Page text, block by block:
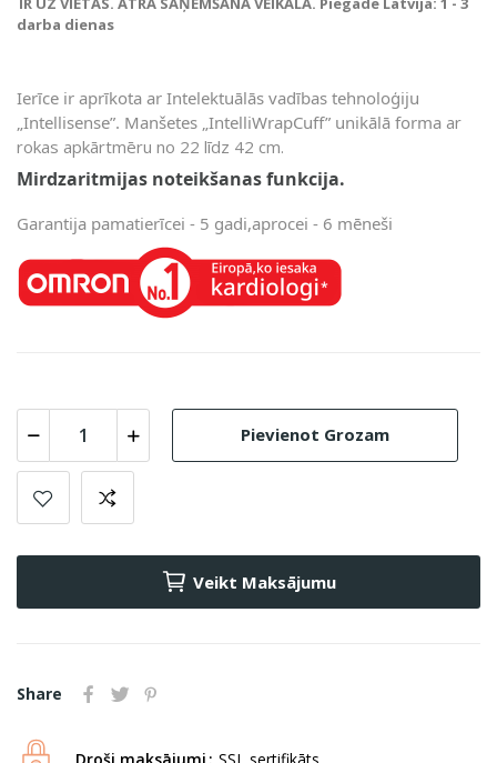
darba dienas
Ierīce ir aprīkota ar Intelektuālās vadības tehnoloģiju
„Intellisense”. Manšetes „IntelliWrapCuff” unikālā forma ar
rokas apkārtmēru no 22 līdz 42 cm.
Mirdzaritmijas noteikšanas funkcija.
Garantija pamatierīcei - 5 gadi,aprocei - 6 mēneši
Pievienot Grozam
Veikt Maksājumu
Share
Droši maksājumi SSL sertifikāts